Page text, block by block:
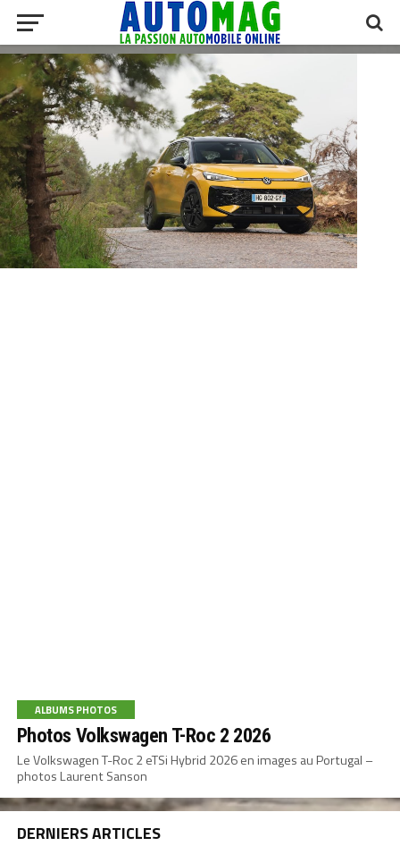
ALBUMS PHOTOS
Photos Volkswagen T-Roc 2 2026
Le Volkswagen T-Roc 2 eTSi Hybrid 2026 en images au Portugal –
photos Laurent Sanson
DERNIERS ARTICLES